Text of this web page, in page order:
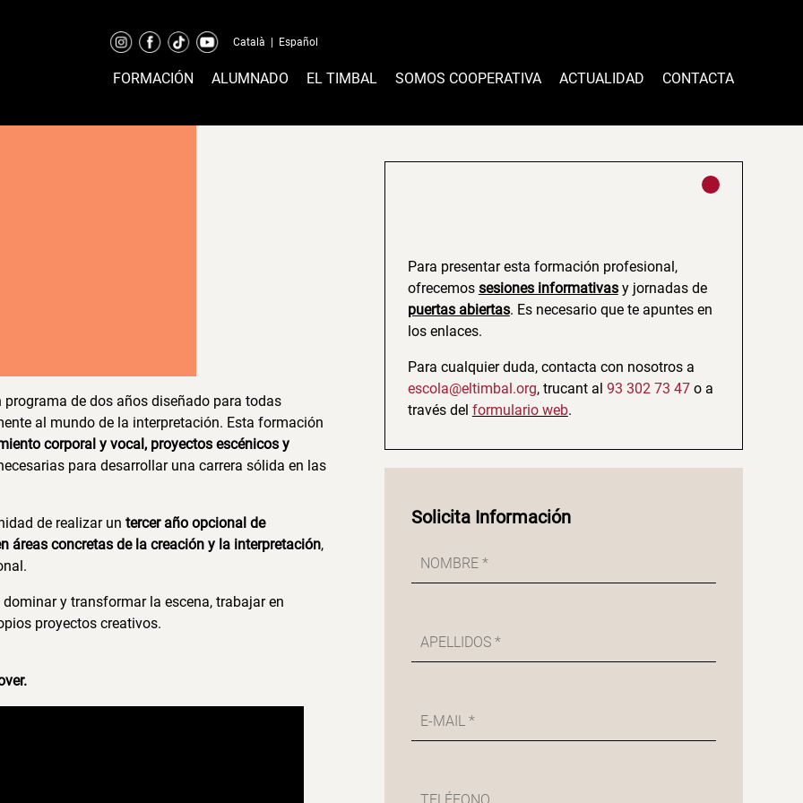
Català Español
FORMACIÓN ALUMNADO EL TIMBAL SOMOS COOPERATIVA ACTUALIDAD CONTACTA
programa de dos años diseñado para todas
al mundo de la interpretación. Esta formación
corporal y vocal, proyectos escénicos y
para desarrollar una carrera sólida en las
de realizar untercer año opcional de
áreas concretas de la creación y la interpretación,
y transformar la escena, trabajar en
proyectos creativos.
Para presentar esta formación profesional,
ofrecemos sesiones informativasy jornadas de
puertas abiertas. Es necesario que te apuntes en
los enlaces.
Para cualquier duda, contacta con nosotros a
escola@eltimbal.org, trucant al 93 302 73 47o a
través del formulario web.
Solicita Información